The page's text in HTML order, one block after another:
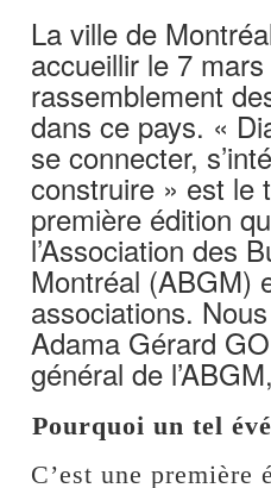
La ville de
accueillir le 7
rassemblement
dans ce pays. «
se connecter,
construire » est le
première édition
l’Association des
Montréal (ABGM)
associations.
Adama Gérard
général de
⁠Pourquoi un tel
C’est une première